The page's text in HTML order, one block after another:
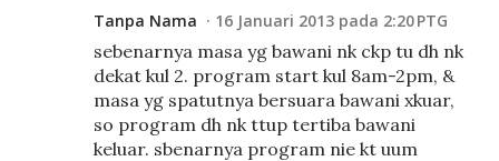
Tanpa Nama 16 Januari 2013 pada 2:20 PTG
sebenarnya masa yg bawani nk ckp tu dh nk
dekat kul 2. program start kul 8am-2pm, &
masa yg spatutnya bersuara bawani xkuar,
so program dh nk ttup tertiba bawani
keluar. sbenarnya program nie kt uum